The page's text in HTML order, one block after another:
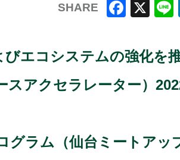
SHARE
a
c
e
o
n
e
エコシステムの強化を
アクセラレーター）
グラム（仙台ミートアッ